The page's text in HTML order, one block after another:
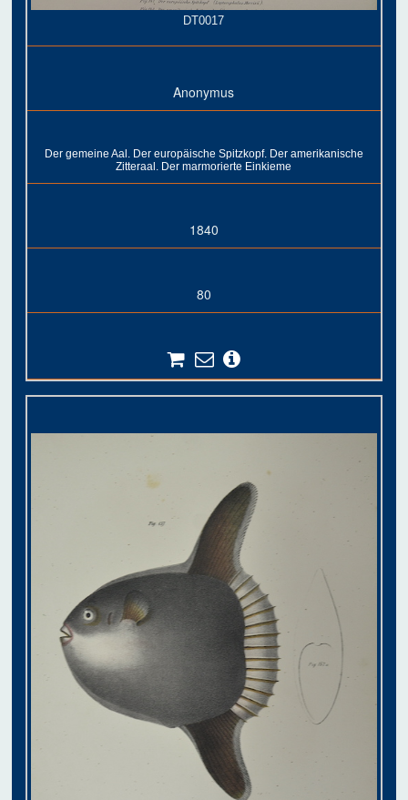
DT0017
Anonymus
Der gemeine Aal. Der europäische Spitzkopf. Der amerikanische
Zitteraal. Der marmorierte Einkieme
1840
80